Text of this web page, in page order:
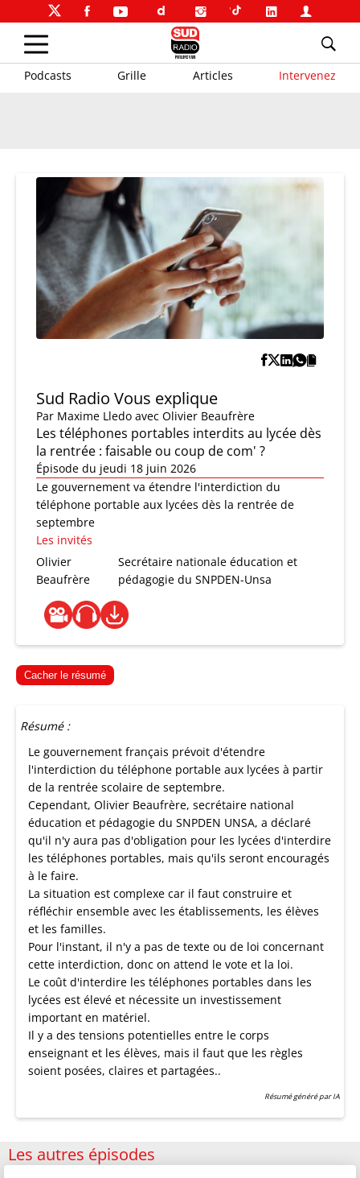
Podcasts Grille Articles Intervenez
Sud Radio Vous explique
Par Maxime Lledo avec Olivier Beaufrère
Les téléphones portables interdits au lycée dès
la rentrée : faisable ou coup de com' ?
Épisode du jeudi 18 juin 2026
Le gouvernement va étendre l'interdiction du
téléphone portable aux lycées dès la rentrée de
septembre
Les invités
Olivier
Beaufrère
Secrétaire nationale éducation et
pédagogie du SNPDEN-Unsa
Cacher le résumé
Résumé :
Le gouvernement français prévoit d'étendre
l'interdiction du téléphone portable aux lycées à partir
de la rentrée scolaire de septembre.
Cependant, Olivier Beaufrère, secrétaire national
éducation et pédagogie du SNPDEN UNSA, a déclaré
qu'il n'y aura pas d'obligation pour les lycées d'interdire
les téléphones portables, mais qu'ils seront encouragés
à le faire.
La situation est complexe car il faut construire et
réfléchir ensemble avec les établissements, les élèves
et les familles.
Pour l'instant, il n'y a pas de texte ou de loi concernant
cette interdiction, donc on attend le vote et la loi.
Le coût d'interdire les téléphones portables dans les
lycées est élevé et nécessite un investissement
important en matériel.
Il y a des tensions potentielles entre le corps
enseignant et les élèves, mais il faut que les règles
soient posées, claires et partagées..
Résumé généré par IA
Les autres épisodes